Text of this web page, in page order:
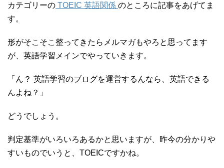
カテゴリーの TOEIC 英語関係 のところに記事をあげてま
す。
形がそこそこ整ってきたらメルマガもやろと思ってます
が、英語学習メインでやっていきます。
「ん？ 英語学習のブログを運営するんなら、英語できる
んよね？」
どうでしょう。
判定基準がいろいろあるかと思いますが、昨今の分かりや
すいものでいうと、TOEICですかね。